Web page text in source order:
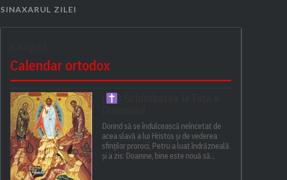
SINAXARUL ZILEI
Calendar ortodox
Dorind să se îndulcească neîncetat de
acea slavă a lui Hristos și de vederea
sfinților proroci, Petru a luat îndrăzneală
și a zis: Doamne, bine este nouă să...